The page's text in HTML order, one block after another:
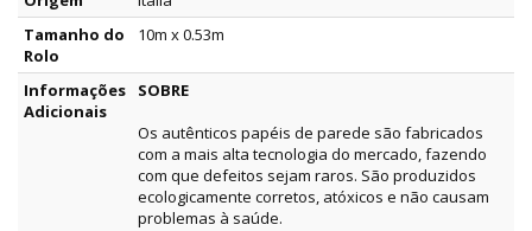
Tamanho do
Rolo
10m x 0.53m
Informações
Adicionais
SOBRE
Os autênticos papéis de parede são fabricados
com a mais alta tecnologia do mercado, fazendo
com que defeitos sejam raros. São produzidos
ecologicamente corretos, atóxicos e não causam
problemas à saúde.